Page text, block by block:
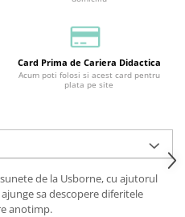
Card Prima de Cariera Didactica
Acum poti folosi si acest card pentru
plata pe site
de la Usborne, cu ajutorul
sa descopere diferitele
anotimp.